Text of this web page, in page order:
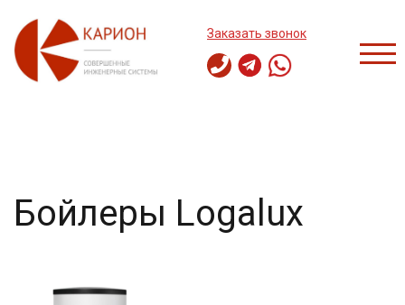
содержимому
Заказать звонок
Бойлеры Logalux